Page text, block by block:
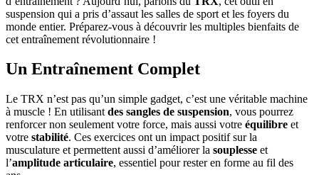
suspension qui a pris d’assaut les salles de sport et les foyers du
monde entier. Préparez-vous à découvrir les multiples bienfaits de
cet entraînement révolutionnaire !
Un Entraînement Complet
Le TRX n’est pas qu’un simple gadget, c’est une véritable machine
à muscle ! En utilisant des sangles de suspension, vous pourrez
renforcer non seulement votre force, mais aussi votre équilibre et
votre stabilité. Ces exercices ont un impact positif sur la
musculature et permettent aussi d’améliorer la souplesse et
l’amplitude articulaire, essentiel pour rester en forme au fil des